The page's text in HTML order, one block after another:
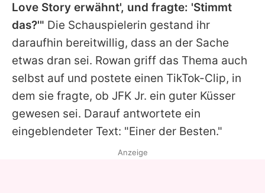
Love Story erwähnt', und fragte: 'Stimmt
das?'" Die Schauspielerin gestand ihr
daraufhin bereitwillig, dass an der Sache
etwas dran sei. Rowan griff das Thema auch
selbst auf und postete einen TikTok-Clip, in
dem sie fragte, ob JFK Jr. ein guter Küsser
gewesen sei. Darauf antwortete ein
eingeblendeter Text: "Einer der Besten."
Anzeige